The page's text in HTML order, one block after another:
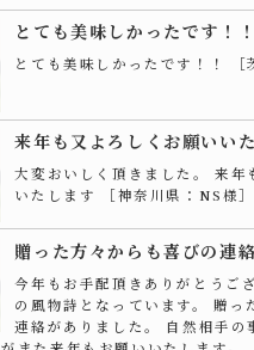
とても美味しかったです！！
とても美味しかったです！！ ［
来年も又よろしくお願いい
大変おいしく頂きました。 来年
いたします ［神奈川県：NS様］
贈った方々からも喜びの連
今年もお手配頂きありがとうご
の風物詩となっています。 贈っ
連絡がありました。 自然相手の